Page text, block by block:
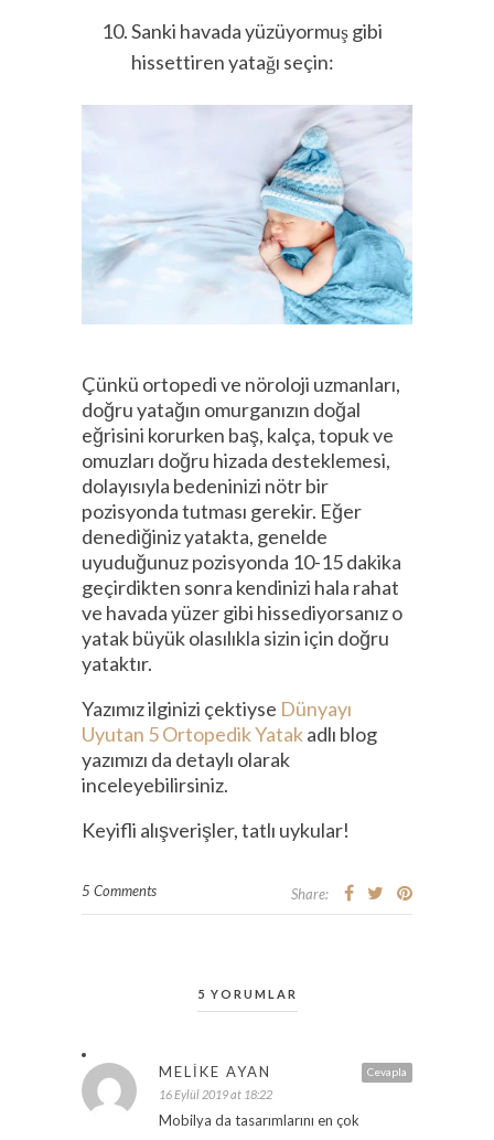
Sanki havada yüzüyormuş gibi
hissettiren yatağı seçin:
Çünkü ortopedi ve nöroloji uzmanları,
doğru yatağın omurganızın doğal
eğrisini korurken baş, kalça, topuk ve
omuzları doğru hizada desteklemesi,
dolayısıyla bedeninizi nötr bir
pozisyonda tutması gerekir. Eğer
denediğiniz yatakta, genelde
uyuduğunuz pozisyonda 10-15 dakika
geçirdikten sonra kendinizi hala rahat
ve havada yüzer gibi hissediyorsanız o
yatak büyük olasılıkla sizin için doğru
yataktır.
Yazımız ilginizi çektiyse Dünyayı
Uyutan 5 Ortopedik Yatakadlı blog
yazımızı da detaylı olarak
inceleyebilirsiniz.
Keyifli alışverişler, tatlı uykular!
5 Comments Share:
5 YORUMLAR
Cevapla
MELIKE AYAN
16 Eylül 2019 at 18:22
Mobilya da tasarımlarını en çok